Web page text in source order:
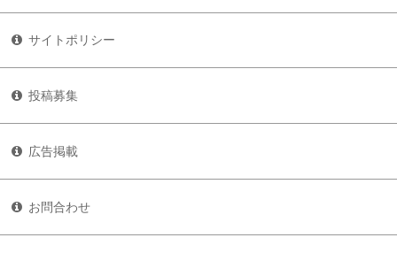
サイトポリシー
投稿募集
広告掲載
お問合わせ